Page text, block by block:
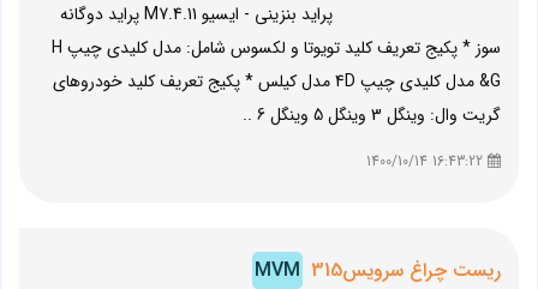
پراید بنزینی - ایسیو M7.4.11 پراید دوگانه
سوز * پکیج تعریف کلید تویوتا و لکسوس شامل: مدل کلیدی چیپ H
&G مدل کلیدی چیپ 4D مدل کیلس * پکیج تعریف کلید خودروهای
گریت وال: وینگل 3 وینگل 5 وینگل 6 ..
ریست چراغ سرویس MVM 315